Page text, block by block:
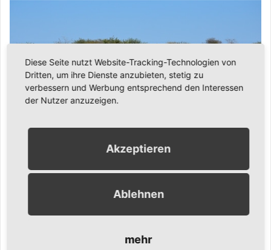
19. Juni 2012Ronny Gängler
Unsere Rundreise durch Namibia 2012
Schon lange geplant hatten Ronny und Silvia eine Rundreise
Diese Seite nutzt Website-Tracking-Technologien von
Dritten, um ihre Dienste anzubieten, stetig zu
verbessern und Werbung entsprechend den Interessen
der Nutzer anzuzeigen.
Akzeptieren
Ablehnen
mehr